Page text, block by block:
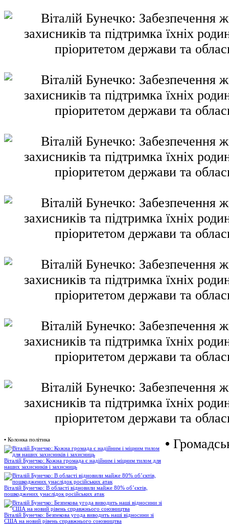
• Колонка політика
Віталій Бунечко: Кожна громада є надійним і міцним тилом для
наших захисників і захисниць
Віталій Бунечко: В області відновили майже 80% об’єктів,
пошкоджених унаслідок російських атак
Віталій Бунечко: Безпекова угода виводить наші відносини зі
США на новий рівень справжнього союзництва
•